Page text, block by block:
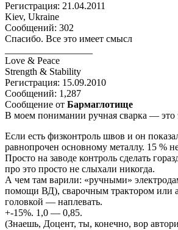
Регистрация: 21.04.2011
Kiev, Ukraine
Сообщений: 302
Спасибо. Все это имеет смысл
Love & Peace
Strength & Stability
Регистрация: 15.09.2010
Сообщений: 1,287
Сообщение от Бармаглотище
В моем понимании ручная сварка — это
Если есть физконтроль швов и он
равнопрочен основному металлу. 15 %
Просто на заводе контроль сделать
про это просто не слыхали никогда.
А чем там варили: «ручными»
помощи ВД), сварочным трактором или
головкой — наплевать.
+-15%. 1,0 — 0,85.
(Знаешь, Доцент, ты, конечно, вор